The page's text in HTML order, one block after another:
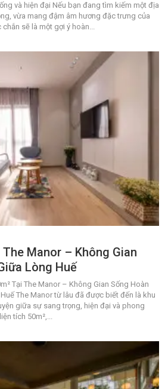
và hiện đại Nếu bạn đang tìm kiếm một địa
vừa mang đậm âm hương đặc trưng của
chắn sẽ là một gợi ý hoàn...
The Manor – Không Gian
Lòng Huế
Tại The Manor – Không Gian Sống Hoàn
The Manor từ lâu đã được biết đến là khu
giữa sự sang trọng, hiện đại và phong
tích 50m²,...